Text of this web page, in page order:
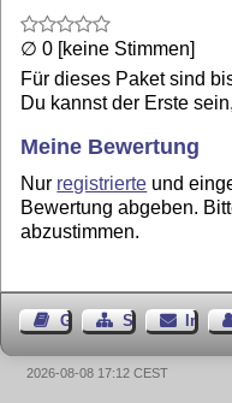
∅ 0 [keine Stimmen]
Für dieses Paket sind
Du kannst der Erste
Meine Bewertung
Nur registrierte und
Bewertung abgeben.
abzustimmen.
GästebuchSeiten-
2026-08-08 17:12 CEST